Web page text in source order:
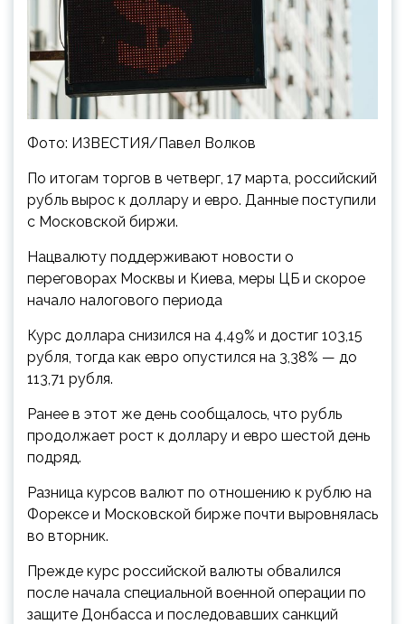
Фото: ИЗВЕСТИЯ/Павел Волков
По итогам торгов в четверг, 17 марта, российский
рубль вырос к доллару и евро. Данные поступили
с Московской биржи.
Нацвалюту поддерживают новости о
переговорах Москвы и Киева, меры ЦБ и скорое
начало налогового периода
Курс доллара снизился на 4,49% и достиг 103,15
рубля, тогда как евро опустился на 3,38% — до
113,71 рубля.
Ранее в этот же день сообщалось, что рубль
продолжает рост к доллару и евро шестой день
подряд.
Разница курсов валют по отношению к рублю на
Форексе и Московской бирже почти выровнялась
во вторник.
Прежде курс российской валюты обвалился
после начала специальной военной операции по
защите Донбасса и последовавших санкций